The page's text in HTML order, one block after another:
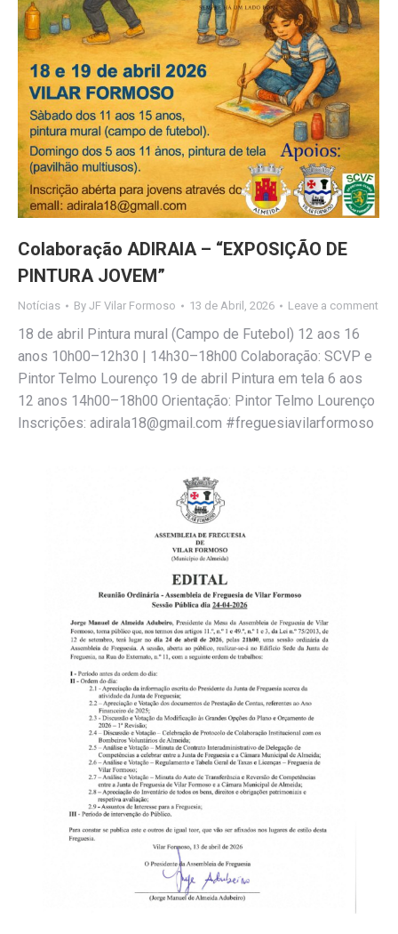
Colaboração ADIRAIA – “EXPOSIÇÃO DE
PINTURA JOVEM”
Notícias By JF Vilar Formoso 13 de Abril, 2026 Leave a comment
18 de abril Pintura mural (Campo de Futebol) 12 aos 16
anos 10h00–12h30 | 14h30–18h00 Colaboração: SCVP e
Pintor Telmo Lourenço 19 de abril Pintura em tela 6 aos
12 anos 14h00–18h00 Orientação: Pintor Telmo Lourenço
Inscrições: adirala18@gmail.com #freguesiavilarformoso